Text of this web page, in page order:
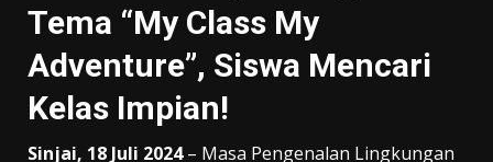
Tema “My Class My
Adventure”, Siswa Mencari
Kelas Impian!
Sinjai, 18 Juli 2024– Masa Pengenalan Lingkungan